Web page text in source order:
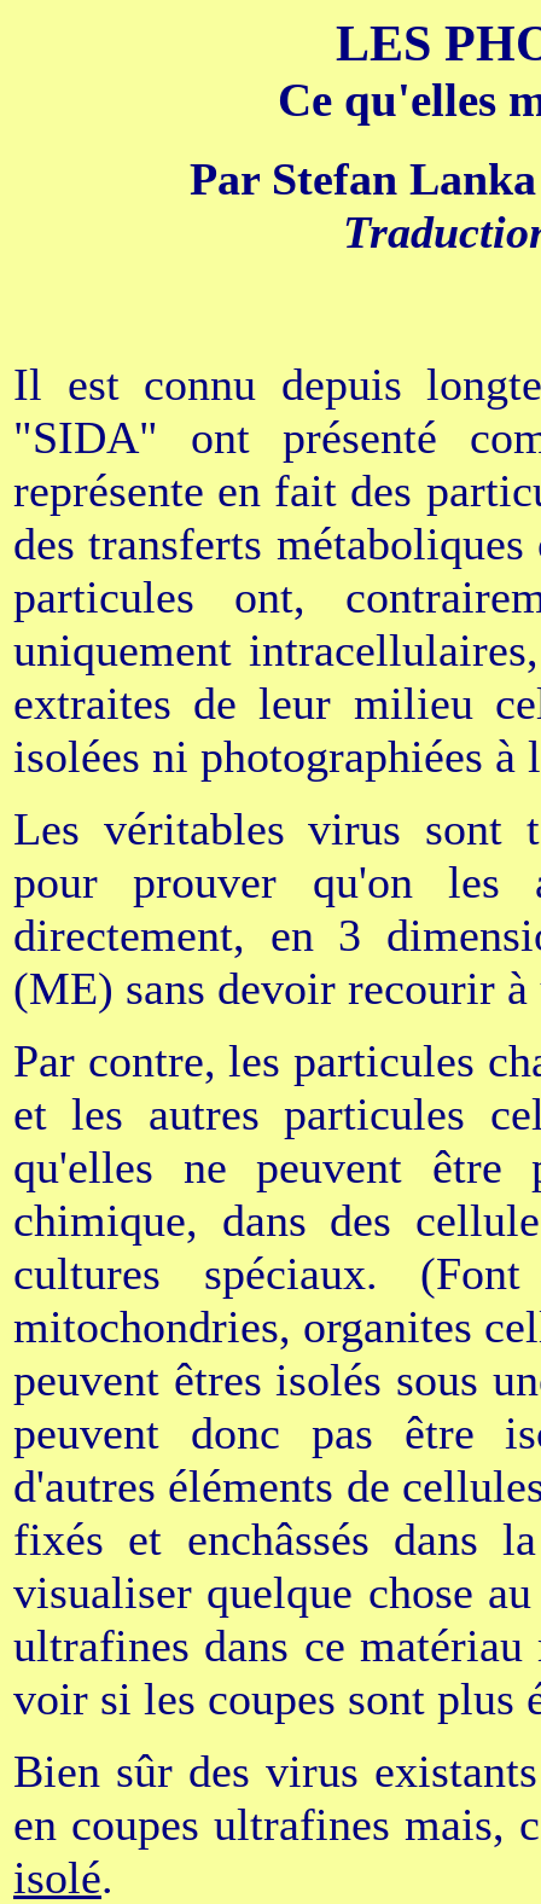
LES
Ce qu'elles
Par Stefan
Il est connu depuis
"SIDA" ont présenté
représente en fait des
des transferts
particules ont,
uniquement
extraites de leur milieu
isolées ni photographiées à
Les véritables virus sont
pour prouver qu'on les
directement, en 3
(ME) sans devoir recourir
Par contre, les particules
et les autres particules
qu'elles ne peuvent être
chimique, dans des
cultures spéciaux.
mitochondries, organites
peuvent êtres isolés sous
peuvent donc pas être
d'autres éléments de
fixés et enchâssés dans
visualiser quelque chose
ultrafines dans ce
voir si les coupes sont plus
Bien sûr des virus
en coupes ultrafines
isolé.